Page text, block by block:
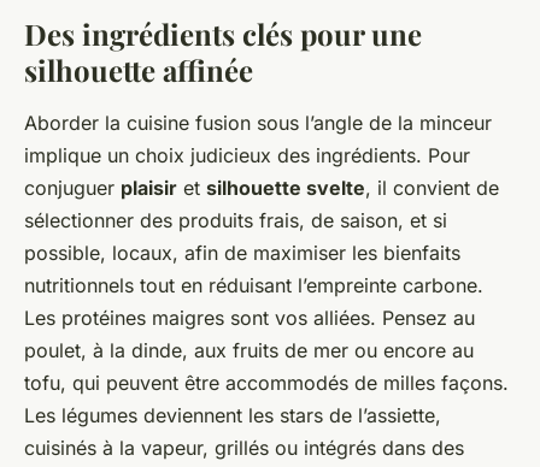
Des ingrédients clés pour une
silhouette affinée
Aborder la cuisine fusion sous l’angle de la minceur
implique un choix judicieux des ingrédients. Pour
conjuguer plaisir et silhouette svelte, il convient de
sélectionner des produits frais, de saison, et si
possible, locaux, afin de maximiser les bienfaits
nutritionnels tout en réduisant l’empreinte carbone.
Les protéines maigres sont vos alliées. Pensez au
poulet, à la dinde, aux fruits de mer ou encore au
tofu, qui peuvent être accommodés de milles façons.
Les légumes deviennent les stars de l’assiette,
cuisinés à la vapeur, grillés ou intégrés dans des